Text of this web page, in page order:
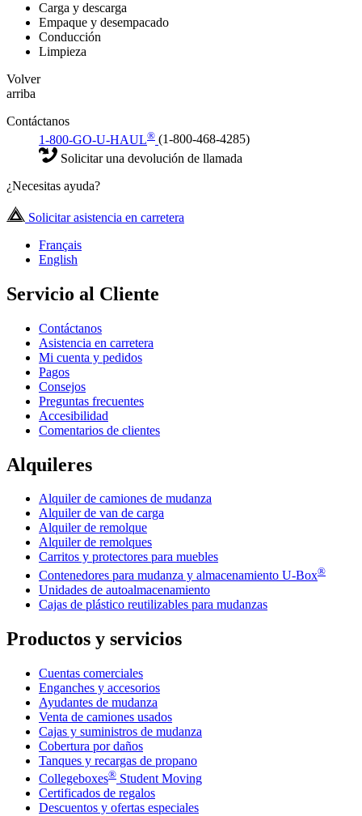
Carga y descarga
Empaque y desempacado
Conducción
Limpieza
Volver
arriba
Contáctanos
1-800-GO-U-HAUL® (1-800-468-4285)
Solicitar una devolución de llamada
¿Necesitas ayuda?
Solicitar asistencia en carretera
Français
English
Servicio al Cliente
Contáctanos
Asistencia en carretera
Mi cuenta y pedidos
Pagos
Consejos
Preguntas frecuentes
Accesibilidad
Comentarios de clientes
Alquileres
Alquiler de camiones de mudanza
Alquiler de van de carga
Alquiler de remolque
Alquiler de remolques
Carritos y protectores para muebles
Contenedores para mudanza y almacenamiento U-Box®
Unidades de autoalmacenamiento
Cajas de plástico reutilizables para mudanzas
Productos y servicios
Cuentas comerciales
Enganches y accesorios
Ayudantes de mudanza
Venta de camiones usados
Cajas y suministros de mudanza
Cobertura por daños
Tanques y recargas de propano
Collegeboxes® Student Moving
Certificados de regalos
Descuentos y ofertas especiales